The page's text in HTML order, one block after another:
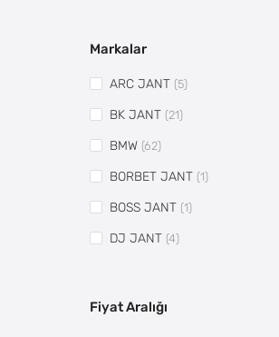
Markalar
ARC JANT (5)
BK JANT (21)
BMW (62)
BORBET JANT (1)
BOSS JANT (1)
DJ JANT (4)
ELT JANT
Fiyat Aralığı